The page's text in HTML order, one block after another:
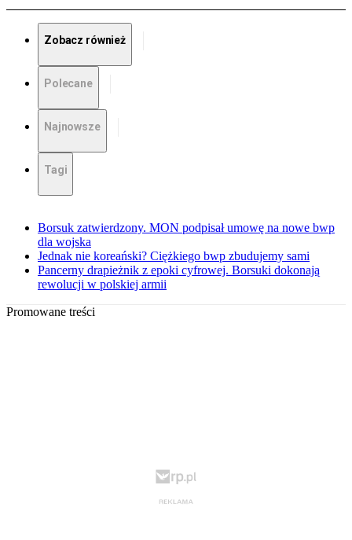
Zobacz również
Polecane
Najnowsze
Tagi
Borsuk zatwierdzony. MON podpisał umowę na nowe bwp
dla wojska
Jednak nie koreański? Ciężkiego bwp zbudujemy sami
Pancerny drapieżnik z epoki cyfrowej. Borsuki dokonają
rewolucji w polskiej armii
Promowane treści